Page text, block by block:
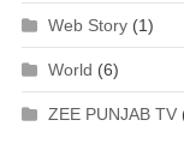
Web Story(1)
World (6)
ZEE PUNJAB TV